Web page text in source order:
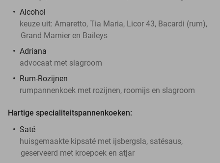
Alcohol
keuze uit: Amaretto, Tia Maria, Licor 43, Bacardi (rum),
Grand Marnier en Baileys
Adriana
advocaat met slagroom
Rum-Rozijnen
rumpannenkoek met rozijnen, roomijs en slagroom
Hartige specialiteitspannenkoeken:
Saté
huisgemaakte kipsaté met ijsbergsla, satésaus,
geserveerd met kroepoek en atjar